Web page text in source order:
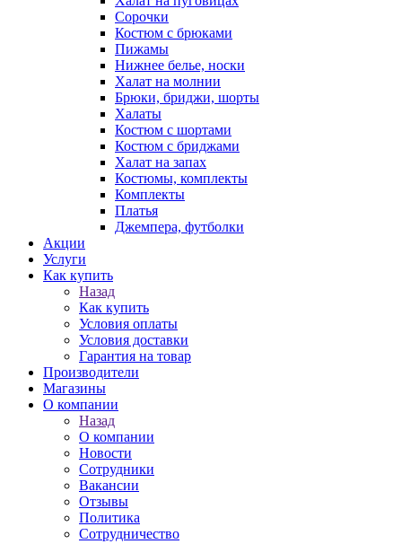
Сорочки
Костюм с брюками
Пижамы
Нижнее белье, носки
Халат на молнии
Брюки, бриджи, шорты
Халаты
Костюм с шортами
Костюм с бриджами
Халат на запах
Костюмы, комплекты
Комплекты
Платья
Джемпера, футболки
Акции
Услуги
Как купить
Назад
Как купить
Условия оплаты
Условия доставки
Гарантия на товар
Производители
Магазины
О компании
Назад
О компании
Новости
Сотрудники
Вакансии
Отзывы
Политика
Сотрудничество